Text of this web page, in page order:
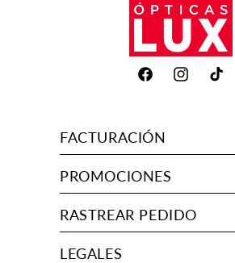
FacebookInstagramTikTok
FACTURACIÓN
PROMOCIONES
RASTREAR PEDIDO
LEGALES